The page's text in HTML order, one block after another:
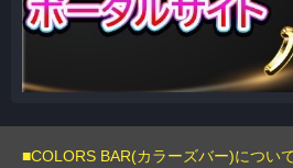
■COLORS BAR(カラーズバー)について